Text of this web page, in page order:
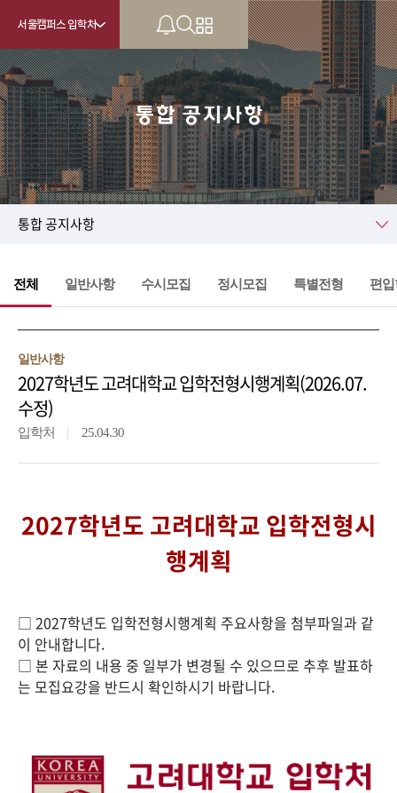
서울캠퍼스 입학처
KU
통합 공지사항
통합 공지사항
전체 일반사항 수시모집 정시모집 특별전형 편입
일반사항
2027학년도 고려대학교 입학전형시행계획(2026.07.
수정)
입학처 25.04.30
2027학년도 고려대학교 입학전형시
행계획
□ 2027학년도 입학전형시행계획 주요사항을 첨부파일과 같
이 안내합니다.
□ 본 자료의 내용 중 일부가 변경될 수 있으므로 추후 발표하
는 모집요강을 반드시 확인하시기 바랍니다.